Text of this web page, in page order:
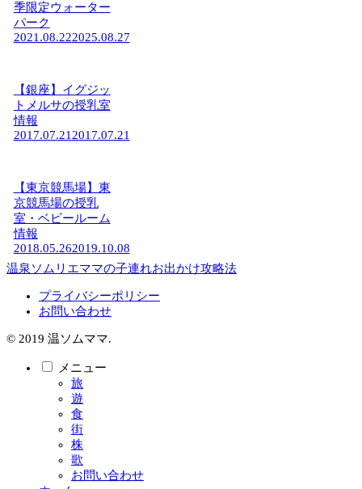
季限定ウォーター
パーク
2021.08.222025.08.27
【銀座】イグジッ
トメルサの授乳室
情報
2017.07.212017.07.21
【東京競馬場】東
京競馬場の授乳
室・ベビールーム
情報
2018.05.262019.10.08
温泉ソムリエママの子連れお出かけ攻略法
プライバシーポリシー
お問い合わせ
© 2019 温ソムママ.
メニュー
旅
遊
食
街
株
歌
お問い合わせ